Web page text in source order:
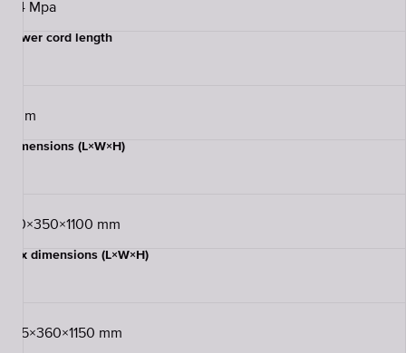
0.4 Mpa
Power cord length
1.5 m
Dimensions (L×W×H)
310×350×1100 mm
Box dimensions (L×W×H)
385×360×1150 mm